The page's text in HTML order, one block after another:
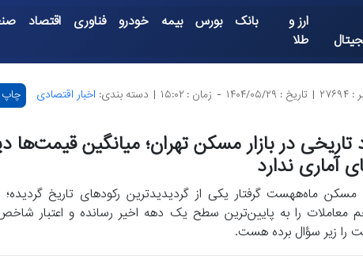
ارز و
طلا
بانک بورس بیمه خودرو فناوری اقتصاد
| تاریخ : ۱۴۰۴/۰۵/۲۹ - زمان : ۱۵:۰۲ | دسته بندی: اخبار اقتصادی چاپ
تاریخی در بازار مسکن تهران؛ میانگین قیمت‌ها
آماری ندارد
مسکن ماه‌ههست گرفتار یکی از گردیدیدترین رکودهای تاریخ
معاملات را به پایین‌ترین سطح یک دهه اخیر رسانده و اعتبار
را زیر سؤال برده هست.